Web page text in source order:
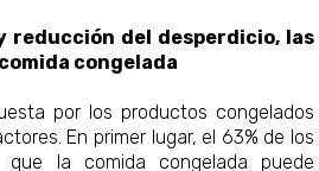
reducción del desperdicio, las
congelada
por los productos congelados
En primer lugar, el 63% de los
que la comida congelada puede